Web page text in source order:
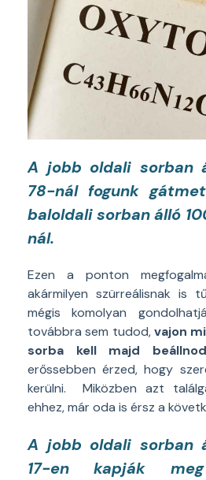
A jobb oldali sorban
78-nál fogunk
baloldali sorban álló
nál.
Ezen a ponton
akármilyen szürreálisnak is
mégis komolyan
továbbra sem tudod,vajon
sorba kell majd beállnod
erőssebben érzed, hogy
kerülni. Miközben azt
ehhez, már oda is érsz a
A jobb oldali sorban
17-en kapják